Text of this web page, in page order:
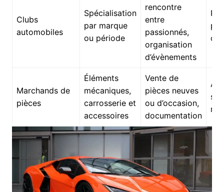
Clubs
automobiles
Spécialisation
par marque
ou période
rencontre
entre
passionnés,
organisation
d’évènements
Marchands de
pièces
Éléments
mécaniques,
carrosserie et
accessoires
Vente de
pièces neuves
ou d’occasion,
documentation